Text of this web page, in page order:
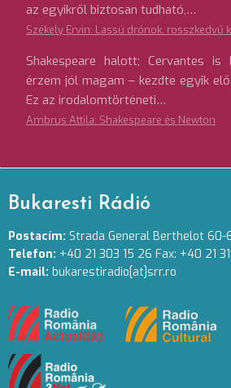
az egyikről biztosan tudható,…
Székely Ervin: Lassú drónok, rosszkedvű
Shakespeare halott; Cervantes
érzem jól magam – kezdte egyik
Ez az irodalomtörténeti…
Ambrus Attila: Shakespeare és Newton
Bukaresti Rádió
Postacím: Strada General Berthelot 60-
Telefon: +40 21 303 15 26 Fax: +40 21
E-mail: bukarestiradio[at]srr.ro